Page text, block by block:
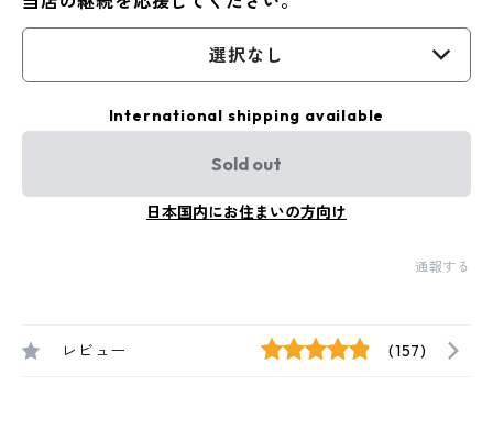
選択なし
International shipping available
Sold out
日本国内にお住まいの方向け
通報する
レビュー (157)